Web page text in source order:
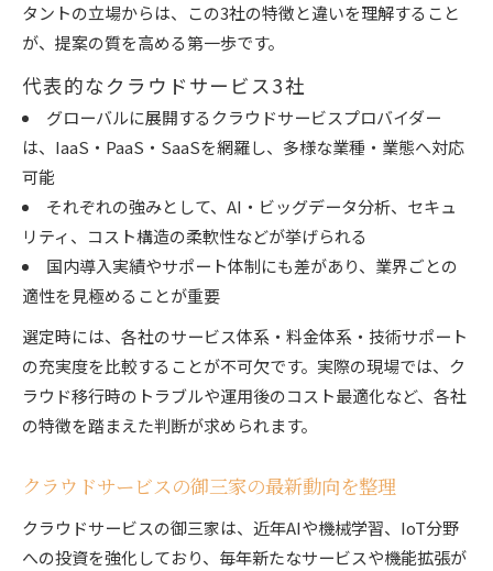
タントの立場からは、この3社の特徴と違いを理解すること
が、提案の質を高める第一歩です。
代表的なクラウドサービス3社
グローバルに展開するクラウドサービスプロバイダー
は、IaaS・PaaS・SaaSを網羅し、多様な業種・業態へ対応
可能
それぞれの強みとして、AI・ビッグデータ分析、セキュ
リティ、コスト構造の柔軟性などが挙げられる
国内導入実績やサポート体制にも差があり、業界ごとの
適性を見極めることが重要
選定時には、各社のサービス体系・料金体系・技術サポート
の充実度を比較することが不可欠です。実際の現場では、ク
ラウド移行時のトラブルや運用後のコスト最適化など、各社
の特徴を踏まえた判断が求められます。
クラウドサービスの御三家の最新動向を整理
クラウドサービスの御三家は、近年AIや機械学習、IoT分野
への投資を強化しており、毎年新たなサービスや機能拡張が